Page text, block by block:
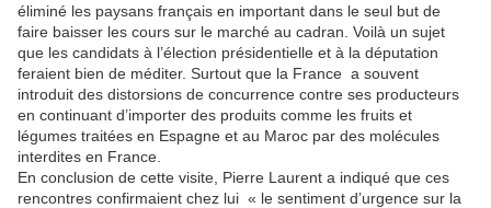
éliminé les paysans français en important dans le seul but de
faire baisser les cours sur le marché au cadran. Voilà un sujet
que les candidats à l’élection présidentielle et à la députation
feraient bien de méditer. Surtout que la France a souvent
introduit des distorsions de concurrence contre ses producteurs
en continuant d’importer des produits comme les fruits et
légumes traitées en Espagne et au Maroc par des molécules
interdites en France.
En conclusion de cette visite, Pierre Laurent a indiqué que ces
rencontres confirmaient chez lui « le sentiment d’urgence sur la